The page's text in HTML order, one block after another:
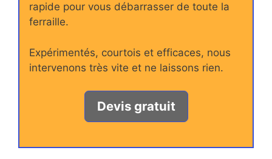
rapide pour vous débarrasser de toute la
ferraille.
Expérimentés, courtois et efficaces, nous
intervenons très vite et ne laissons rien.
Devis gratuit